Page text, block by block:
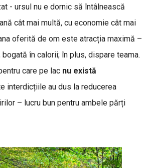
- ursul nu e dornic să întâlnească
cât mai multă, cu economie cât mai
oferită de om este atracția maximă –
în calorii; în plus, dispare teama.
care pe lac nu există
interdicțiile au dus la reducerea
– lucru bun pentru ambele părți